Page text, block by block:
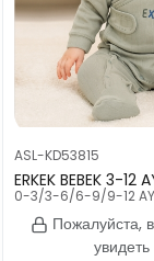
ASL-KD53815
ERKEK BEBEK 3-12
0-3/3-6/6-9/9-12 AY
Пожалуйста,